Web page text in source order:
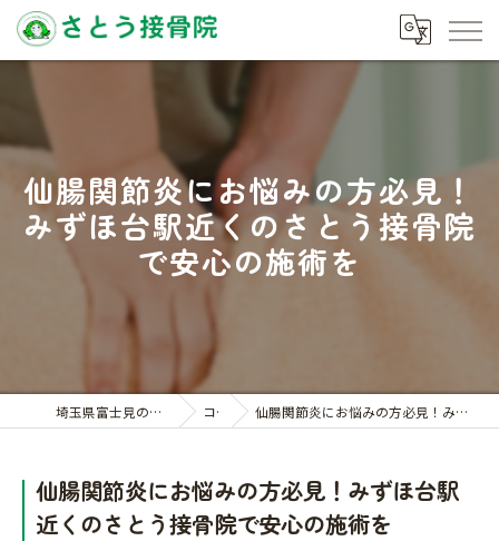
仙腸関節炎にお悩みの方必見！
みずほ台駅近くのさとう接骨院
で安心の施術を
埼玉県富士見の接骨院ならさとう接骨院 コラム 仙腸関節炎にお悩みの方必見！みずほ台駅近くのさとう接骨院で安心の施術を
仙腸関節炎にお悩みの方必見！みずほ台駅
近くのさとう接骨院で安心の施術を